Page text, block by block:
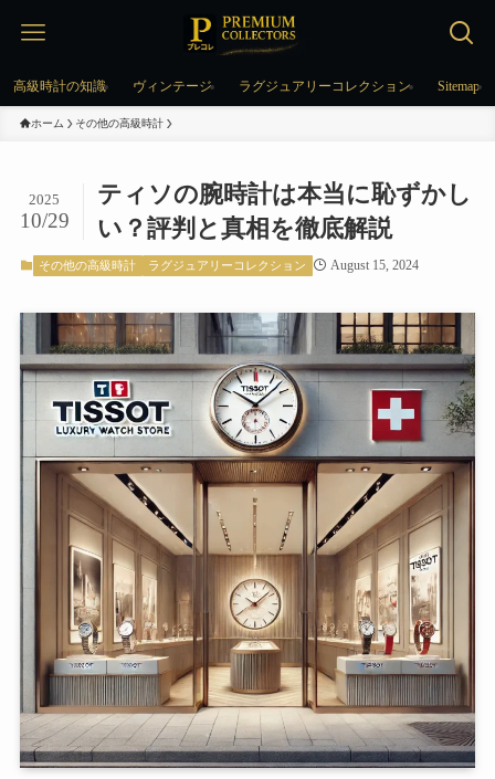
高級時計の知識 ヴィンテージ ラグジュアリーコレクション Sitemap
ホーム その他の高級時計
ティソの腕時計は本当に恥ずかし
い？評判と真相を徹底解説
2025
10/29
その他の高級時計 ラグジュアリーコレクション August 15, 2024